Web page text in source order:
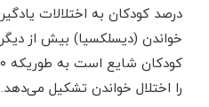
درصد کودکان به اختلالات
خواندن (دیسلکسیا) بیش از
را اختلال خواندن تشکیل می‌دهد.